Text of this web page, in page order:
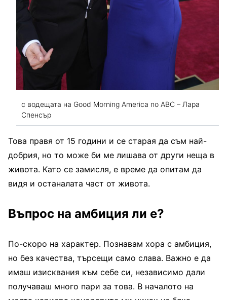
с водещата на Good Morning America по АВС – Лара
Спенсър
Това правя от 15 години и се старая да съм най-
добрия, но то може би ме лишава от други неща в
живота. Като се замисля, е време да опитам да
видя и останалата част от живота.
Въпрос на амбиция ли е?
По-скоро на характер. Познавам хора с амбиция,
но без качества, търсещи само слава. Важно е да
имаш изисквания към себе си, независимо дали
получаваш много пари за това. В началото на